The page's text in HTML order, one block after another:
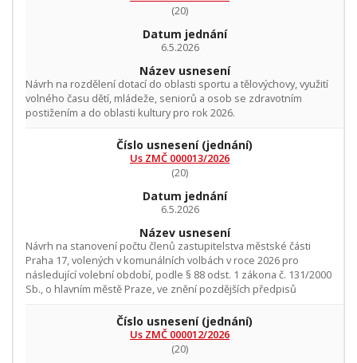
(20)
Datum jednání
6.5.2026
Název usnesení
Návrh na rozdělení dotací do oblasti sportu a tělovýchovy, využití
volného času dětí, mládeže, seniorů a osob se zdravotním
postižením a do oblasti kultury pro rok 2026.
Číslo usnesení(jednání)
Us ZMČ 000013/2026
(20)
Datum jednání
6.5.2026
Název usnesení
Návrh na stanovení počtu členů zastupitelstva městské části
Praha 17, volených v komunálních volbách v roce 2026 pro
následující volební období, podle § 88 odst. 1 zákona č. 131/2000
Sb., o hlavním městě Praze, ve znění pozdějších předpisů
Číslo usnesení(jednání)
Us ZMČ 000012/2026
(20)